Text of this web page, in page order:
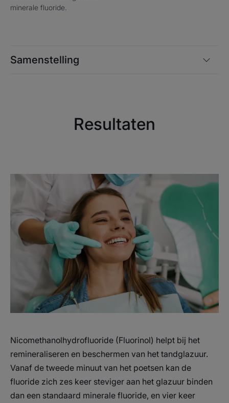
8,95/10. Voor 95% van de
Vanaf de tweede minuut poetsen fixeert ELGYDIUM
Voordelen
- BESCHERMT en versterkt het tandvlees.
- HELPT tandplak te voorkomen.
- BESCHERMT de natuurlijke witheid van de tanden. -
VERSTERKT het tandglazuur om gaatjes te voorkomen.
- VERFRIST de adem.
Textuur
Voordelen van de textuur
Plezante gel textuur
Geur van de inhoud
Munt
Samenstelling
minerale fluoride.
Resultaten
Nicomethanolhydrofluoride (Fluorinol) helpt bij het
remineraliseren en beschermen van het tandglazuur.
Vanaf de tweede minuut van het poetsen kan de
fluoride zich zes keer steviger aan het glazuur binden
dan een standaard minerale fluoride, en vier keer